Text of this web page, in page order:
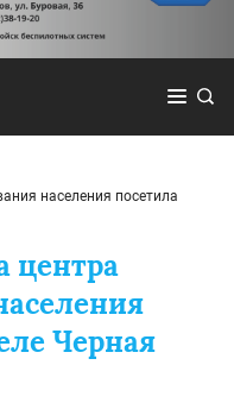
населения посетила
центра
Черная